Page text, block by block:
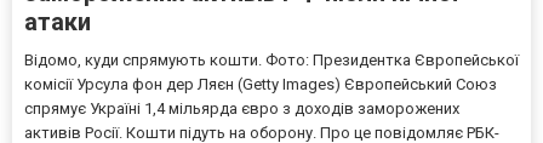
атаки
Відомо, куди спрямують кошти. Фото: Президентка Європейської
комісії Урсула фон дер Ляєн (Getty Images) Європейський Союз
спрямує Україні 1,4 мільярда євро з доходів заморожених
активів Росії. Кошти підуть на оборону. Про це повідомляє РБК-